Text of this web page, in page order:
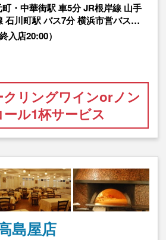
・中華街駅 車5分 JR根岸線 山手
石川町駅 バス7分 横浜市営バス…
入店20:00）
クリングワインorノン
ル1杯サービス
島屋店